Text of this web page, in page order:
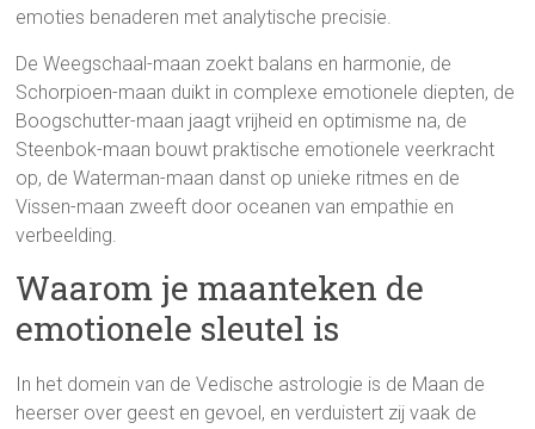
emoties benaderen met analytische precisie.
De Weegschaal-maan zoekt balans en harmonie, de
Schorpioen-maan duikt in complexe emotionele diepten, de
Boogschutter-maan jaagt vrijheid en optimisme na, de
Steenbok-maan bouwt praktische emotionele veerkracht
op, de Waterman-maan danst op unieke ritmes en de
Vissen-maan zweeft door oceanen van empathie en
verbeelding.
Waarom je maanteken de
emotionele sleutel is
In het domein van de Vedische astrologie is de Maan de
heerser over geest en gevoel, en verduistert zij vaak de